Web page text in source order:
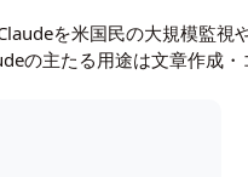
を米国民の大規模監視
の主たる用途は文章作成